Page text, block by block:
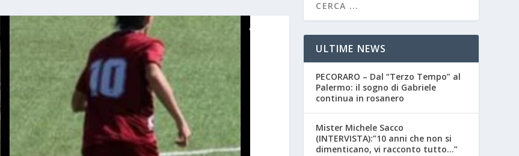
ULTIME NEWS
PECORARO – Dal “Terzo Tempo” al
Palermo: il sogno di Gabriele
continua in rosanero
Mister Michele Sacco
(INTERVISTA):”10 anni che non si
dimenticano, vi racconto tutto…”